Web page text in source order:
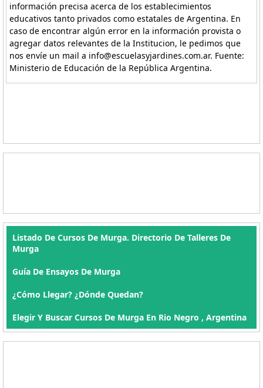
información precisa acerca de los establecimientos
educativos tanto privados como estatales de Argentina. En
caso de encontrar algún error en la información provista o
agregar datos relevantes de la Institucion, le pedimos que
nos envíe un mail a info@escuelasyjardines.com.ar. Fuente:
Ministerio de Educación de la República Argentina.
Listado De Cursos De Murga. Directorio De Talleres De
Murga
Guía De Ensayos De Murga
¿Cómo Llegar? ¿Dónde Quedan?
Elegir Y Buscar Cursos De Murga En Rio Negro , Argentina